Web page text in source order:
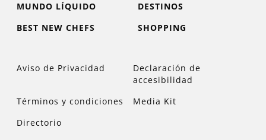
MUNDO LÍQUIDO
DESTINOS
BEST NEW CHEFS
SHOPPING
Aviso de Privacidad
Declaración de
accesibilidad
Términos y condiciones
Media Kit
Directorio